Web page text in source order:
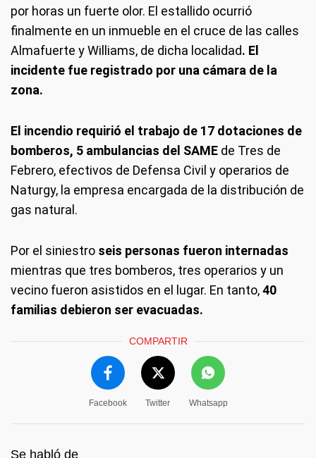
por horas un fuerte olor. El estallido ocurrió
finalmente en un inmueble en el cruce de las calles
Almafuerte y Williams, de dicha localidad. El
incidente fue registrado por una cámara de la
zona.
El incendio requirió el trabajo de 17 dotaciones de
bomberos, 5 ambulancias del SAME de Tres de
Febrero, efectivos de Defensa Civil y operarios de
Naturgy, la empresa encargada de la distribución de
gas natural.
Por el siniestro seis personas fueron internadas
mientras que tres bomberos, tres operarios y un
vecino fueron asistidos en el lugar. En tanto,40
familias debieron ser evacuadas.
COMPARTIR
Facebook Twitter Whatsapp
Se habló de